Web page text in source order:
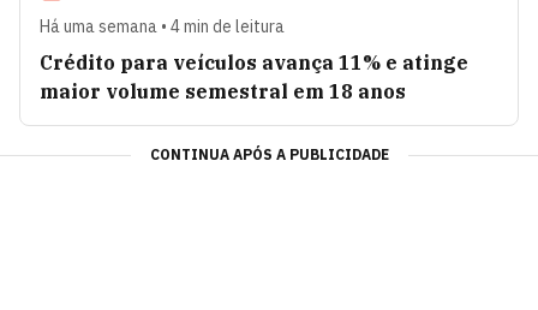
Há uma semana • 4 min de leitura
Crédito para veículos avança 11% e atinge
maior volume semestral em 18 anos
CONTINUA APÓS A PUBLICIDADE